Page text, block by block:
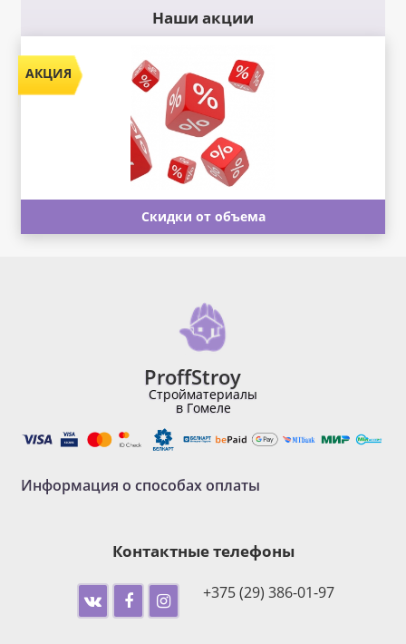
Наши акции
Скидки от объема
ProffStroy
Стройматериалы
в Гомеле
Информация о способах оплаты
Контактные телефоны
+375 (29) 386-01-97